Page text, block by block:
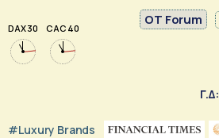
DAX 30 CAC 40
OT Forum
Γ.Δ:
#luxury Brands